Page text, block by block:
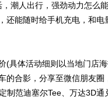
潮人出行，强劲动力怎么
还能随时给手机充电，和
具体活动细则以当地门店海
合影，分享至微信朋友圈
制范迪塞尔Tee、万达3D